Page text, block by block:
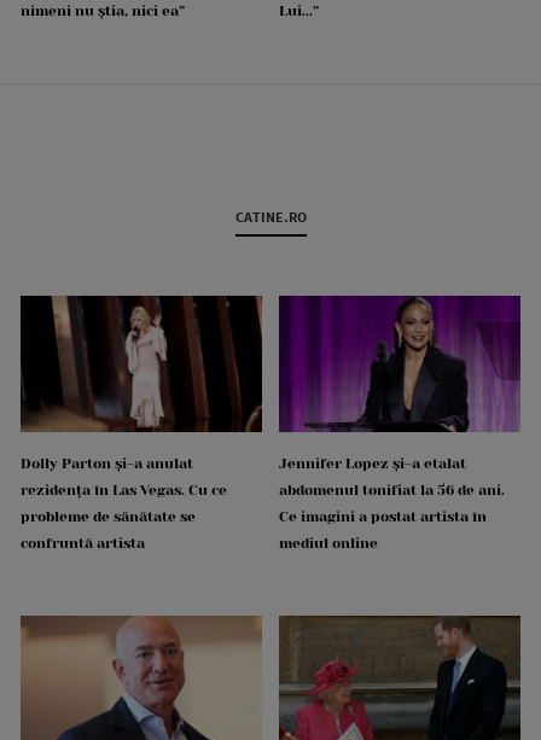
nimeni nu știa, nici ea” Lui...”
CATINE.RO
Dolly Parton și-a anulat
rezidența în Las Vegas. Cu ce
probleme de sănătate se
confruntă artista
Jennifer Lopez și-a etalat
abdomenul tonifiat la 56 de ani.
Ce imagini a postat artista în
mediul online